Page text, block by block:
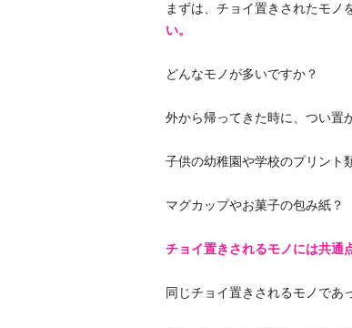
まずは、チョイ置きされたモノ
い。
どんなモノが多いですか？
外から帰ってきた時に、つい置
子供の幼稚園や学校のプリント
マグカップやお菓子の包み紙？
チョイ置きされるモノには共通
同じチョイ置きされるモノであ